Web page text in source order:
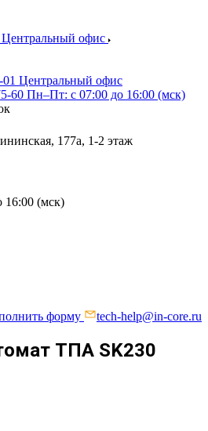
Центральный офис
Центральный офис
60 Пн–Пт: с 07:00 до 16:00 (мск)
177а, ​1-2 этаж
16:00 (мск)
форму tech-help@in-core.ru
ТПА SK230